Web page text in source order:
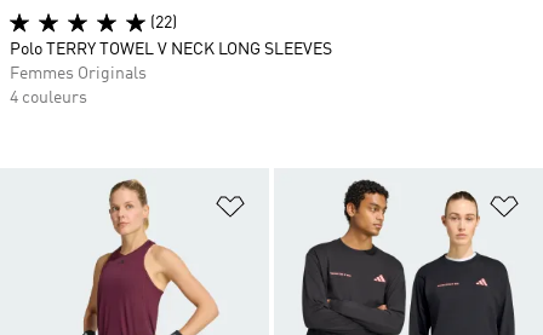
Ajouter à la Liste de produits
(22)
Polo TERRY TOWEL V NECK LONG SLEEVES
Femmes Originals
4 couleurs